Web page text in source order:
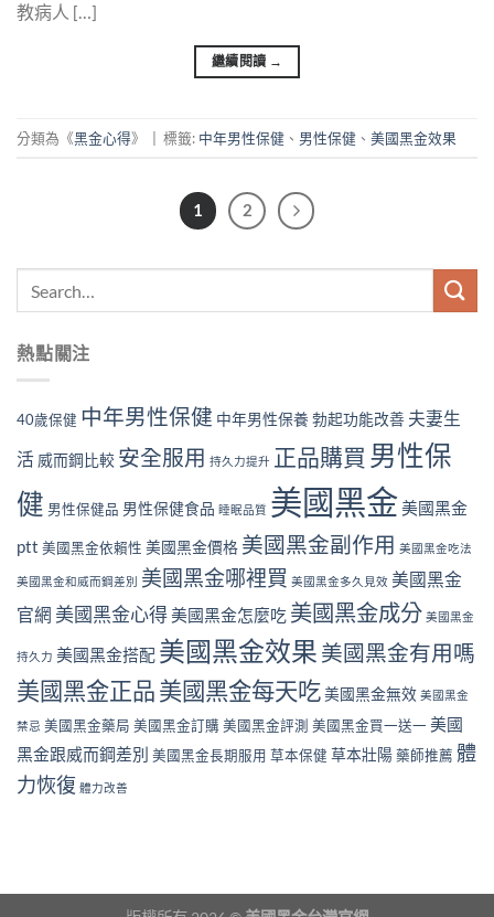
教病人 […]
繼續閱讀 →
分類為《黑金心得》 標籤: 中年男性保健 、 男性保健 、 美國黑金效果
1 2
熱點關注
40歲保健 中年男性保健 中年男性保養 勃起功能改善 夫妻生
活 威而鋼比較 安全服用 持久力提升 正品購買 男性保
健 男性保健品 男性保健食品 睡眠品質 美國黑金美國黑金
ptt 美國黑金依賴性 美國黑金價格 美國黑金副作用 美國黑金吃法
美國黑金和威而鋼差別 美國黑金哪裡買 美國黑金多久見效 美國黑金
官網 美國黑金心得美國黑金怎麼吃 美國黑金成分 美國黑金
持久力 美國黑金搭配 美國黑金效果 美國黑金有用嗎
美國黑金正品美國黑金每天吃美國黑金無效 美國黑金
禁忌 美國黑金藥局 美國黑金訂購 美國黑金評測 美國黑金買一送一 美國
黑金跟威而鋼差別 美國黑金長期服用 草本保健 草本壯陽 藥師推薦 體
力恢復 體力改善